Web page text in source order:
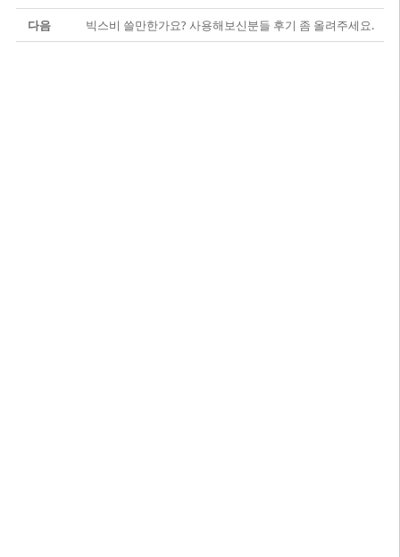
다음 빅스비 쓸만한가요? 사용해보신분들 후기 좀 올려주세요.